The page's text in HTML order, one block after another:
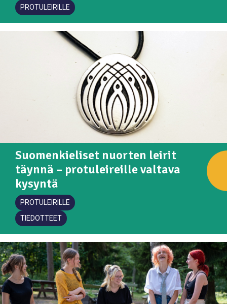
PROTULEIRILLE
Suomenkieliset nuorten leirit
täynnä – protuleireille valtava
kysyntä
PROTULEIRILLE
TIEDOTTEET